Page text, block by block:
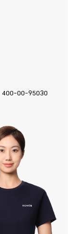
400-00-95030